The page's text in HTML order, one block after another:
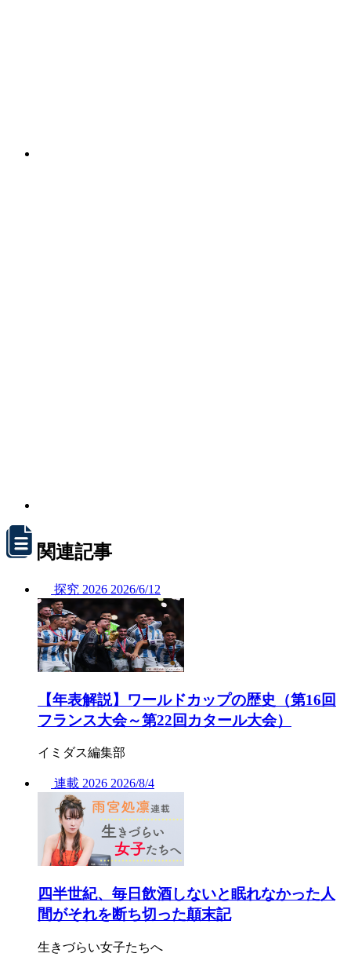
関連記事
探究 2026 2026/6/12
【年表解説】ワールドカップの歴史（第16回
フランス大会～第22回カタール大会）
イミダス編集部
連載 2026 2026/8/4
四半世紀、毎日飲酒しないと眠れなかった人
間がそれを断ち切った顛末記
生きづらい女子たちへ